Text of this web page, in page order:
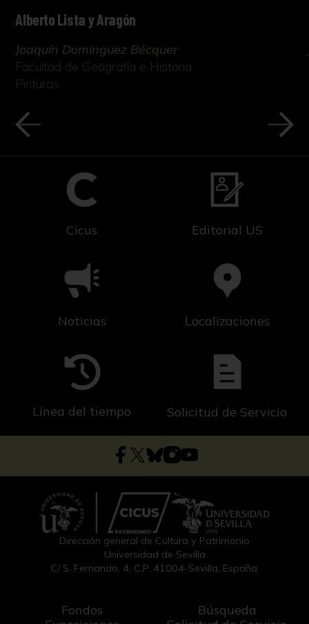
Alberto Lista y Aragón
Joaquín Domínguez Bécquer
Facultad de Geografía e Historia
Pinturas
Cicus Editorial US
Noticias Localizaciones
Línea del tiempo Solicitud de Servicio
Dirección general de Cultura y Patrimonio
Universidad de Sevilla
C/ S. Fernando, 4, C.P. 41004-Sevilla, España.
Fondos
Búsqueda